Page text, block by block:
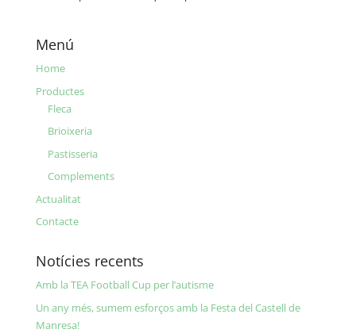
Menú
Home
Productes
Fleca
Brioixeria
Pastisseria
Complements
Actualitat
Contacte
Notícies recents
Amb la TEA Football Cup per l’autisme
Un any més, sumem esforços amb la Festa del Castell de
Manresa!